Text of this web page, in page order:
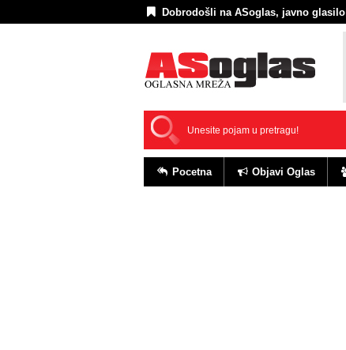
Dobrodošli na ASoglas, javno
Pocetna Objavi Oglas